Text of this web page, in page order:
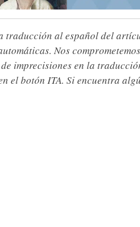
traducción al español del
Nos
imprecisiones en la
el botón ITA. Si encuentra